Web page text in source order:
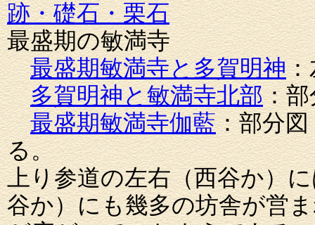
跡・礎石・栗石
最盛期の敏満寺
最盛期敏満寺と多賀明神
多賀明神と敏満寺北部：部
最盛期敏満寺伽藍：部分
る。
上り参道の左右（西谷か）
谷か）にも幾多の坊舎が営